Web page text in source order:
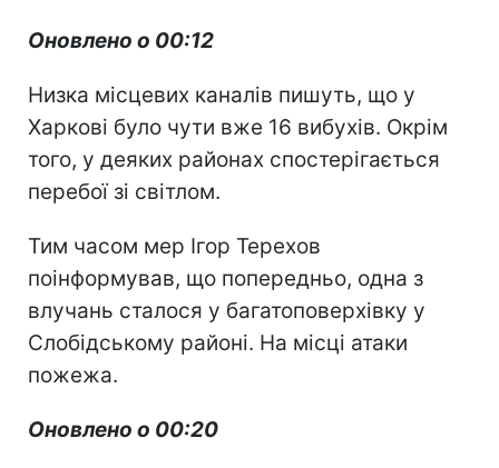
Оновлено о 00:12
Низка місцевих каналів пишуть, що у
Харкові було чути вже 16 вибухів. Окрім
того, у деяких районах спостерігається
перебої зі світлом.
Тим часом мер Ігор Терехов
поінформував, що попередньо, одна з
влучань сталося у багатоповерхівку у
Слобідському районі. На місці атаки
пожежа.
Оновлено о 00:20